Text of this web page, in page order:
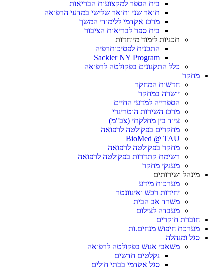
בית הספר למקצועות הבריאות
תואר שני ותואר שלישי במדעי הרפואה
מרכז אקדמי ללימודי המשך
בית ספר לבריאות הציבור
תכניות לימוד מיוחדות
התכנית לפסיכותרפיה
Sackler NY Program
כלל התקנונים בפקולטה לרפואה
מחקר
חדשות המחקר
יושרה במחקר
הספרייה למדעי החיים
מרכז השירות הוטרינרי
ציוד בין מחלקתי (צב"מ)
מחקרים בפקולטה לרפואה
BioMed @ TAU
מחקר בפקולטה לרפואה
רשימת קתדרות בפקולטה לרפואה
מענקי מחקר
מינהל ושירותים
מערכות מידע
יחידות רכש ואינוונטר
משרד אב הבית
מעבדה לצילום
חוברת חוקרים
מערכת חיפוש מנחים.ות
סגל ומנהלה
משאבי אנוש בפקולטה לרפואה
נקלטים חדשים
סגל אקדמי בבתי חולים